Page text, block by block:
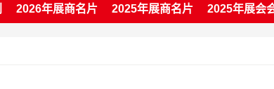
2026年展商名片 2025年展商名片 2025年展会